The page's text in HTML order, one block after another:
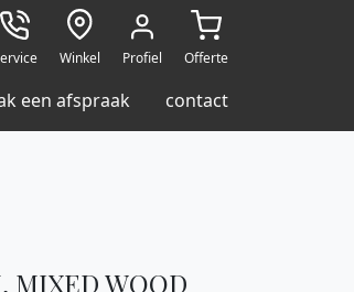
Winkel Profiel Offerte
een afspraak contact
MIXED WOOD